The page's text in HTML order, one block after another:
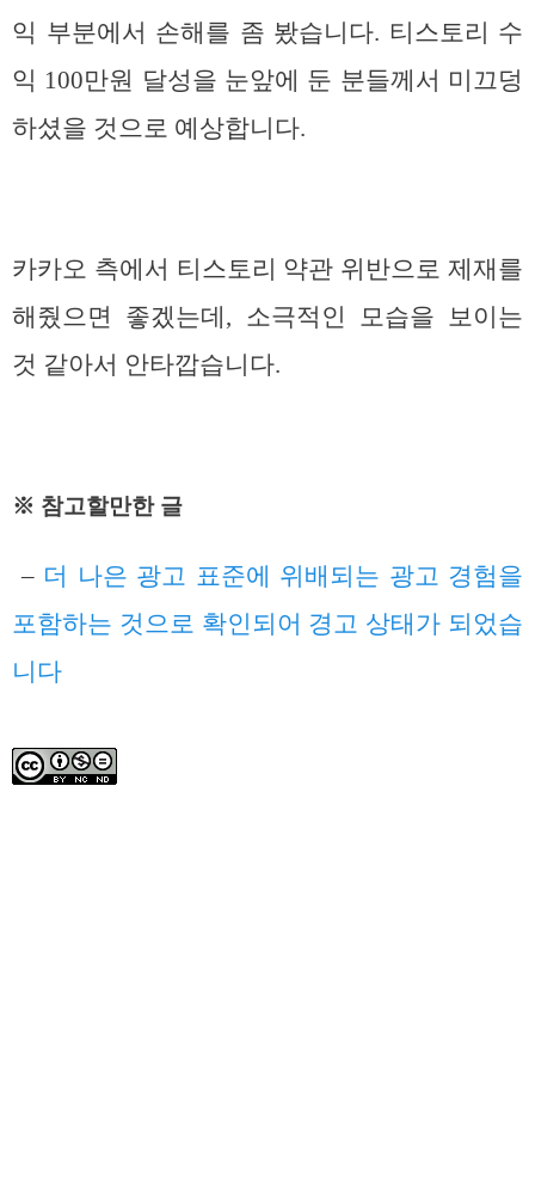
익 부분에서 손해를 좀 봤습니다. 티스토리 수
익 100만원 달성을 눈앞에 둔 분들께서 미끄덩
하셨을 것으로 예상합니다.
카카오 측에서 티스토리 약관 위반으로 제재를
해줬으면 좋겠는데, 소극적인 모습을 보이는
것 같아서 안타깝습니다.
※ 참고할만한 글
– 더 나은 광고 표준에 위배되는 광고 경험을
포함하는 것으로 확인되어 경고 상태가 되었습
니다